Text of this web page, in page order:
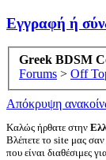
Εγγραφή ή
Greek BDSM
Forums > Off
Απόκρυψη
Καλώς ήρθατε στην
Βλέπετε το site μας σαν
που είναι διαθέσιμες